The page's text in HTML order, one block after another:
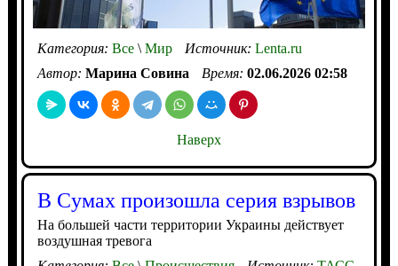
Категория: Все\Мир Источник: Lenta.ru
Автор: Марина Совина Время: 02.06.2026 02:58
Наверх
В Cумах произошла серия взрывов
На большей части территории Украины действует
воздушная тревога